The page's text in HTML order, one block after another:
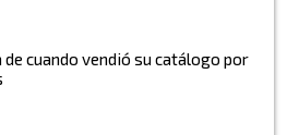
de cuando vendió su catálogo por